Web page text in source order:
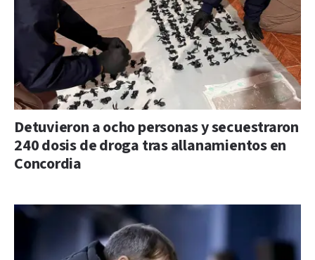
Detuvieron a ocho personas y secuestraron
240 dosis de droga tras allanamientos en
Concordia